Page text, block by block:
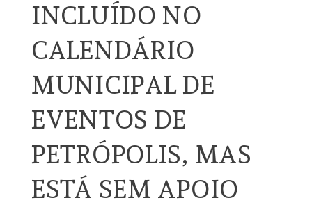
INCLUÍDO NO
CALENDÁRIO
MUNICIPAL DE
EVENTOS DE
PETRÓPOLIS, MAS
ESTÁ SEM APOIO